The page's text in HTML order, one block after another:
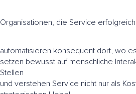
Organisationen, die Service
automatisieren konsequent dort, wo
setzen bewusst auf menschliche
Stellen
und verstehen Service nicht nur als